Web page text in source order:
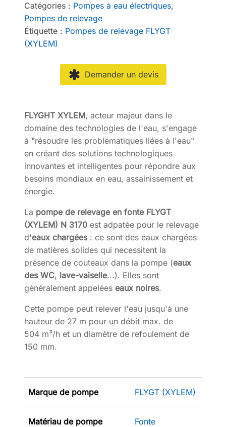
Catégories : Pompes à eau électriques,
Pompes de relevage
Étiquette : Pompes de relevage FLYGT
(XYLEM)
Demander un devis
FLYGHT XYLEM, acteur majeur dans le
domaine des technologies de l'eau, s'engage
à "résoudre les problématiques liées à l'eau"
en créant des solutions technologiques
innovantes et intelligentes pour répondre aux
besoins mondiaux en eau, assainissement et
énergie.
La pompe de relevage en fonte FLYGT
(XYLEM) N 3170 est adpatée pour le relevage
d'eaux chargées: ce sont des eaux chargées
de matières solides qui necessitent la
présence de couteaux dans la pompe (eaux
des WC, lave-vaiselle...). Elles sont
généralement appelées eaux noires.
Cette pompe peut relever l'eau jusqu'à une
hauteur de 27 m pour un débit max. de
504 m³/h et un diamètre de refoulement de
150 mm.
Marque de pompe FLYGT (XYLEM)
Matériau de pompe Fonte